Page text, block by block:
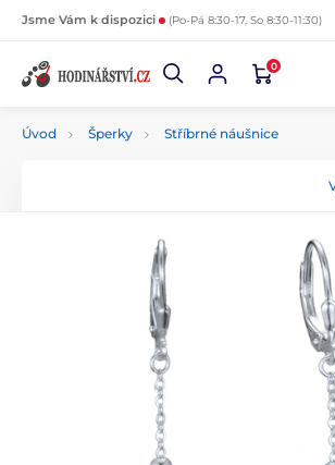
Jsme Vám k dispozici (Po-Pá 8:30-17, So 8:30-11:30)
0
Úvod Šperky Stříbrné náušnice